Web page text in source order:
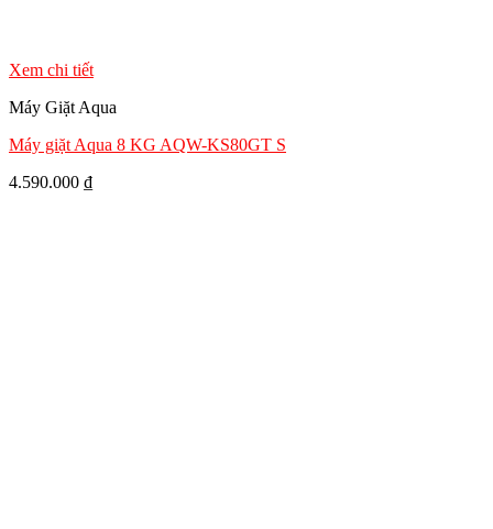
Xem chi tiết
Máy Giặt Aqua
Máy giặt Aqua 8 KG AQW-KS80GT S
4.590.000 ₫